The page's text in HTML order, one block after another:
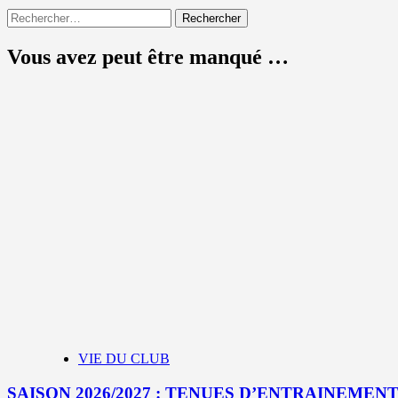
Rechercher :
Vous avez peut être manqué …
VIE DU CLUB
SAISON 2026/2027 : TENUES D’ENTRAINEMENT